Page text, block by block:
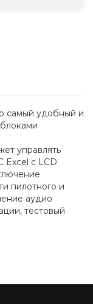
самый удобный и
управлять
Excel с LCD
пилотного и
аудио
тестовый